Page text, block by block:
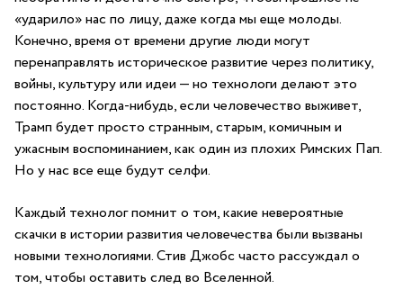
«ударило» нас по лицу, даже когда мы еще молоды.
Конечно, время от времени другие люди могут
перенаправлять историческое развитие через политику,
войны, культуру или идеи — но технологи делают это
постоянно. Когда-нибудь, если человечество выживет,
Трамп будет просто странным, старым, комичным и
ужасным воспоминанием, как один из плохих Римских Пап.
Но у нас все еще будут селфи.
Каждый технолог помнит о том, какие невероятные
скачки в истории развития человечества были вызваны
новыми технологиями. Стив Джобс часто рассуждал о
том, чтобы оставить след во Вселенной.